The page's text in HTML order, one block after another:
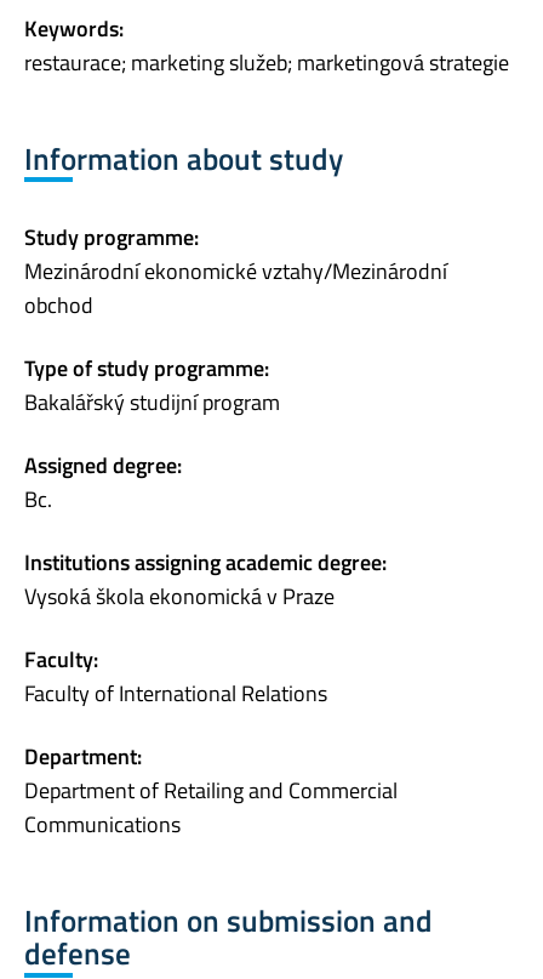
Keywords:
restaurace; marketing služeb; marketingová strategie
Information about study
Study programme:
Mezinárodní ekonomické vztahy/Mezinárodní
obchod
Type of study programme:
Bakalářský studijní program
Assigned degree:
Bc.
Institutions assigning academic degree:
Vysoká škola ekonomická v Praze
Faculty:
Faculty of International Relations
Department:
Department of Retailing and Commercial
Communications
Information on submission and
defense